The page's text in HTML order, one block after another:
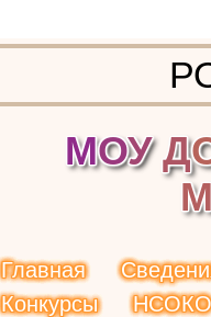
МОУ Д
Главная
Конкурсы
НСОКО